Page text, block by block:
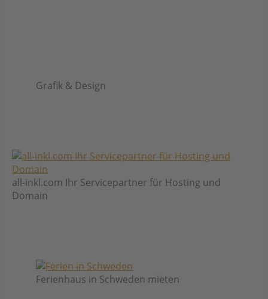
Grafik & Design
all-inkl.com Ihr Servicepartner für Hosting und
Domain
Ferienhaus in Schweden mieten